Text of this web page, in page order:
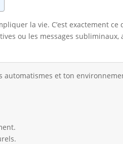
la vie. C’est exactement
ou les messages subliminaux,
et ton